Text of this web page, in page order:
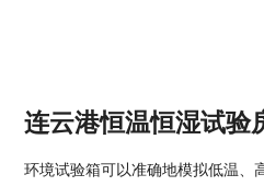
连云港恒温恒湿试验
环境试验箱可以准确地模拟低温、